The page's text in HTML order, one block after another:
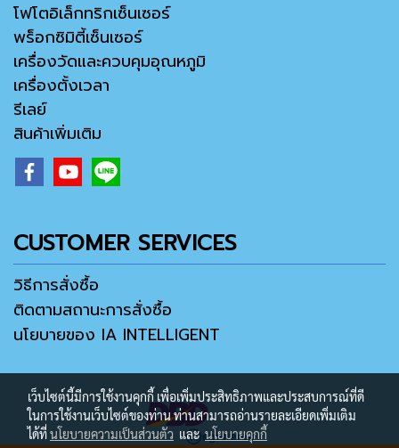
โฟโตอิเล็กทริกเซ็นเซอร์
พร็อกซิมิตี้เซ็นเซอร์
เครื่องวัดและควบคุมอุณหภูมิ
เครื่องตั้งเวลา
รีเลย์
สินค้าเพิ่มเติม
CUSTOMER SERVICES
วิธีการสั่งซื้อ
ติดตามสถานะการสั่งซื้อ
นโยบายของ IA INTELLIGENT
เว็บไซต์นี้มีการใช้งานคุกกี้ เพื่อเพิ่มประสิทธิภาพและประสบการณ์ที่ดี
ในการใช้งานเว็บไซต์ของท่าน ท่านสามารถอ่านรายละเอียดเพิ่มเติม
ได้ที่นโยบายความเป็นส่วนตัว และนโยบายคุกกี้